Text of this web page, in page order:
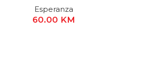
Esperanza
60.00 KM